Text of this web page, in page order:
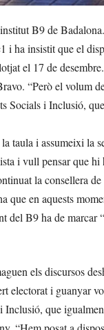
B9 de
i ha insistit que el
el 17 de
“Però el volum
Socials i Inclusió,
taula i assumeixi la
i vull pensar que hi
la consellera
que en aquests
B9 ha de marcar
els discursos
electorat i guanyar
que